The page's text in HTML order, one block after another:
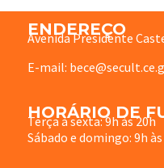
ENDEREÇO
Avenida Presidente
E-mail:
HORÁRIO DE
Terça à sexta: 9h às 20h
Sábado e domingo: 9h